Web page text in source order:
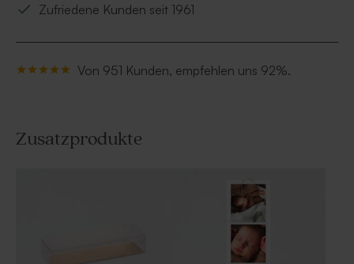
Zufriedene Kunden seit 1961
Von 951 Kunden, empfehlen uns 92%.
Zusatzprodukte